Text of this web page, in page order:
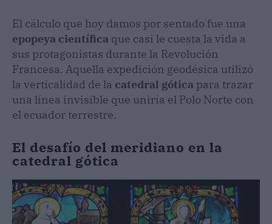
El cálculo que hoy damos por sentado fue una
epopeya científica que casi le cuesta la vida a
sus protagonistas durante la Revolución
Francesa. Aquella expedición geodésica utilizó
la verticalidad de la catedral gótica para trazar
una línea invisible que uniría el Polo Norte con
el ecuador terrestre.
El desafío del meridiano en la
catedral gótica